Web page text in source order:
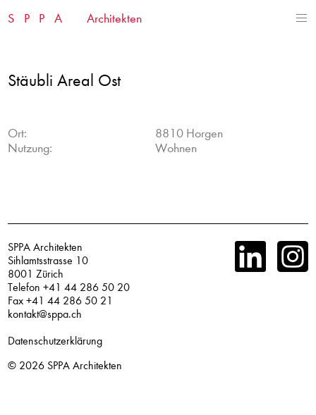
SPPA Architekten
Stäubli Areal Ost
Ort:
8810 Horgen
Nutzung:
Wohnen
SPPA Architekten
Sihlamtsstrasse 10
8001 Zürich
Telefon +41 44 286 50 20
Fax +41 44 286 50 21
kontakt@sppa.ch
Datenschutzerklärung
© 2026 SPPA Architekten